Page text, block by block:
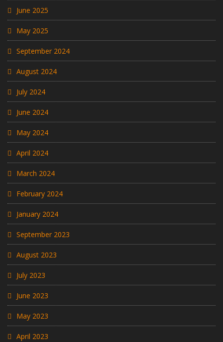
June 2025
May 2025
September 2024
August 2024
July 2024
June 2024
May 2024
April 2024
March 2024
February 2024
January 2024
September 2023
August 2023
July 2023
June 2023
May 2023
April 2023